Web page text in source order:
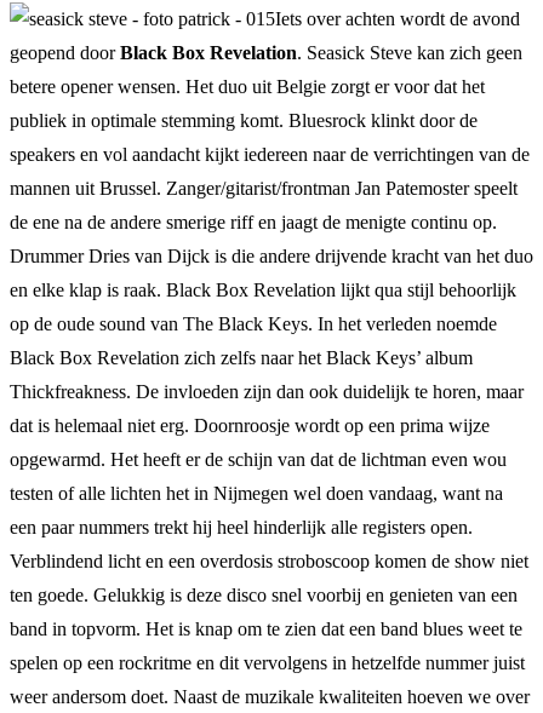
Iets over achten wordt de avond
geopend doorBlack Box Revelation. Seasick Steve kan zich geen
betere opener wensen. Het duo uit Belgie zorgt er voor dat het
publiek in optimale stemming komt. Bluesrock klinkt door de
speakers en vol aandacht kijkt iedereen naar de verrichtingen van de
mannen uit Brussel. Zanger/gitarist/frontman Jan Patemoster speelt
de ene na de andere smerige riff en jaagt de menigte continu op.
Drummer Dries van Dijck is die andere drijvende kracht van het duo
en elke klap is raak. Black Box Revelation lijkt qua stijl behoorlijk
op de oude sound van The Black Keys. In het verleden noemde
Black Box Revelation zich zelfs naar het Black Keys’ album
Thickfreakness. De invloeden zijn dan ook duidelijk te horen, maar
dat is helemaal niet erg. Doornroosje wordt op een prima wijze
opgewarmd. Het heeft er de schijn van dat de lichtman even wou
testen of alle lichten het in Nijmegen wel doen vandaag, want na
een paar nummers trekt hij heel hinderlijk alle registers open.
Verblindend licht en een overdosis stroboscoop komen de show niet
ten goede. Gelukkig is deze disco snel voorbij en genieten van een
band in topvorm. Het is knap om te zien dat een band blues weet te
spelen op een rockritme en dit vervolgens in hetzelfde nummer juist
weer andersom doet. Naast de muzikale kwaliteiten hoeven we over